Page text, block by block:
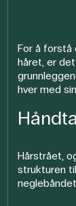
For å forstå
håret, er
hver med
Hårstrået,
strukturen